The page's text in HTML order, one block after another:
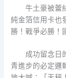
牛土豪被蕾
純金箔信用卡也
勝！戰爭必勝！
成功留念日
青進步的必定邏